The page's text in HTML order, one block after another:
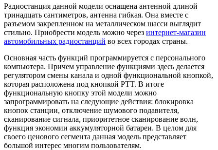
Радиостанция данной модели оснащена антенной длиной
тринадцать сантиметров, антенна гибкая. Она вместе с
разъемом закрепленном на металлическом шасси выглядит
стильно. Приобрести модель можно через интернет-магазин
автомобильных радиостанций во всех городах страны.
Основная часть функций программируется с персонального
компьютера. Причем управление функциями здесь делается
регулятором смены канала и одной функциональной кнопкой,
которая расположена под кнопкой PTT. В итоге
функциональную кнопку этой модели можно
запрограммировать на следующие действия: блокировка
кнопок станции, отключение шумового подавителя,
сканирование сигнала, приоритетное сканирование волн,
функция экономии аккумуляторной батареи. В целом для
своего ценового сегмента данная модель представляет
большой интерес многим пользователям.